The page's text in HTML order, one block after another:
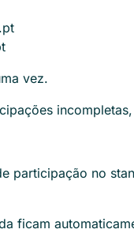
vez.
participação no
ficam